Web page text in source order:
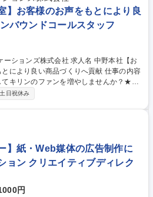
】お客様のお声をもとにより良
バウンドコールスタッフ
式会社 求人名 中野本社【お
り良い商品づくりへ貢献 仕事の内容
キリンのファンを増やしませんか？★≫
りに活かしていく上で、窓口となるお客
グループ内活動に反映しています。 【具
手紙対応、ご指摘品調査報告書作成、有
1日の対応件数】■電話：月間一人当たり
種 中野本社【お客様
り良い商品づくりへ貢献
土日祝休み
】紙・Web媒体の広告制作に
ョン クリエイティブディレク
円